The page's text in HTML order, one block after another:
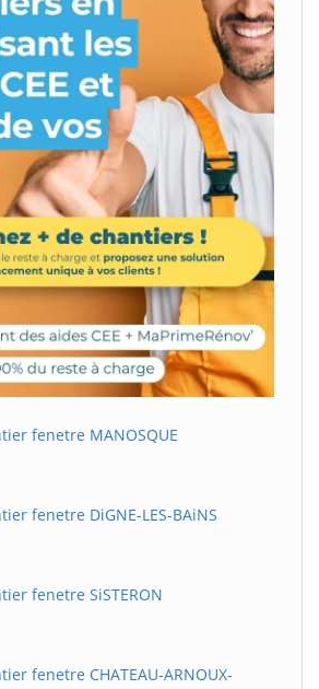
fenetre MANOSQUE
fenetre DiGNE-LES-BAiNS
fenetre SiSTERON
fenetre CHATEAU-ARNOUX-